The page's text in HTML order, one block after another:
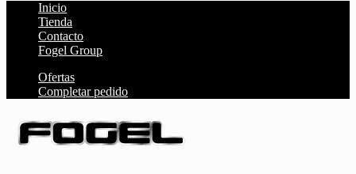
Inicio
Tienda
Contacto
Fogel Group
Ofertas
Completar pedido